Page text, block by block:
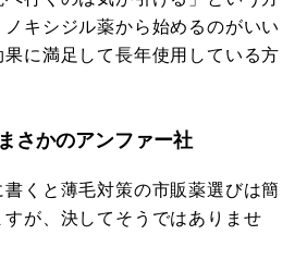
キシジル薬から始めるのがいい
に満足して長年使用している方
さかのアンファー社
くと薄毛対策の市販薬選びは簡
が、決してそうではありませ